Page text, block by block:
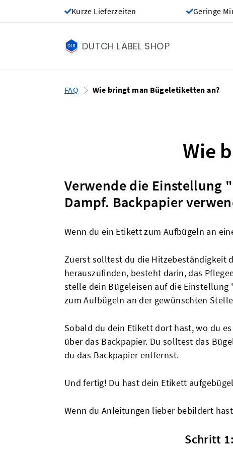
Kurze Lieferzeiten Geringe
DUTCH LABEL SHOP
FAQ Wie bringt man Bügeletiketten an?
Wie
Verwende die Einstellung
Dampf. Backpapier
Wenn du ein Etikett zum Aufbügeln an
Zuerst solltest du die Hitzebeständigkeit
herauszufinden, besteht darin, das
stelle dein Bügeleisen auf die Einstellung
zum Aufbügeln an der gewünschten
Sobald du dein Etikett dort hast, wo du
über das Backpapier. Du solltest das
du das Backpapier entfernst.
Und fertig! Du hast dein Etikett
Wenn du Anleitungen lieber bebildert
Schritt